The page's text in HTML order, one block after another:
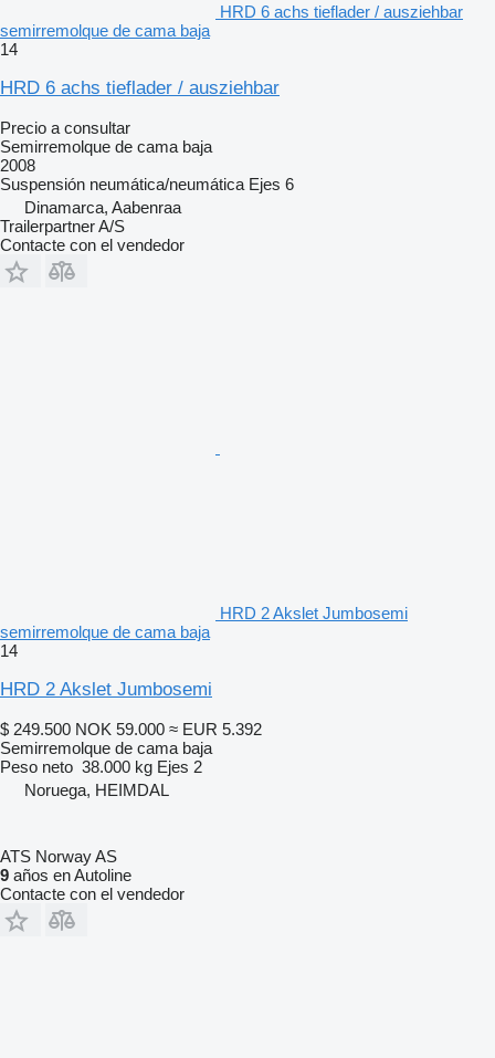
HRD 6 achs tieflader / ausziehbar
semirremolque de cama baja
14
HRD 6 achs tieflader / ausziehbar
Precio a consultar
Semirremolque de cama baja
2008
Suspensión neumática/neumática Ejes 6
Dinamarca, Aabenraa
Trailerpartner A/S
Contacte con el vendedor
HRD 2 Akslet Jumbosemi
semirremolque de cama baja
14
HRD 2 Akslet Jumbosemi
$ 249.500 NOK 59.000 ≈ EUR 5.392
Semirremolque de cama baja
Peso neto 38.000 kg Ejes 2
Noruega, HEIMDAL
ATS Norway AS
9 años en Autoline
Contacte con el vendedor